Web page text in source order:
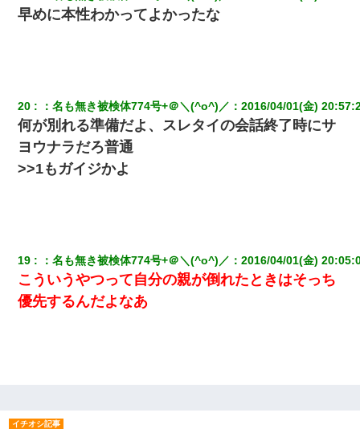
アパートのドアに『ハンザイ者！この人はさいあくの人です』と
早めに本性わかってよかったな
20 ：名も無き被検体774号+＠＼(^o^)／ ：2016/04/01(金)
何が別れる準備だよ、スレタイの会話終了時にサ
ヨウナラだろ普通
>>1もガイジかよ
19 ：名も無き被検体774号+＠＼(^o^)／ ：2016/04/01(金)
こういうやつって自分の親が倒れたときはそっち
優先するんだよなあ